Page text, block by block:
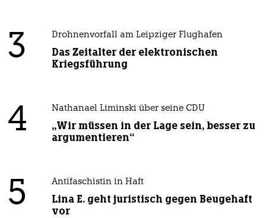
3 Drohnenvorfall am Leipziger Flughafen
Das Zeitalter der elektronischen
Kriegsführung
4 Nathanael Liminski über seine CDU
„Wir müssen in der Lage sein, besser zu
argumentieren“
5 Antifaschistin in Haft
Lina E. geht juristisch gegen Beugehaft
vor